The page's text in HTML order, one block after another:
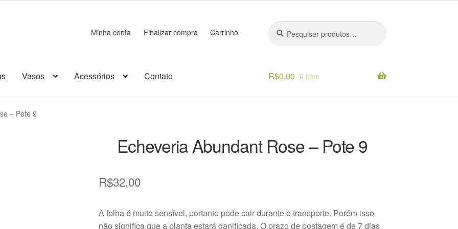
Minha conta Finalizar compra Carrinho
Pesquisar
por:
Pesquisar
Vasos Acessórios Contato
Cerâmica
SuculentasVasos
R$0,00 0 item
– Pote 9
Echeveria Abundant Rose – Pote 9
R$32,00
A folha é muito sensível, portanto pode cair durante o transporte. Porém isso
não significa que a planta estará danificada. O prazo de postagem é de 7 dias